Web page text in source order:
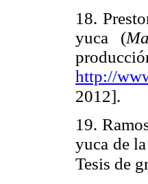
18.
yuca (
http://
2012].
19.
yuca de
Tesis de